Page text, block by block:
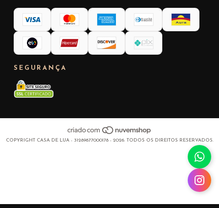
SEGURANÇA
COPYRIGHT CASA DE LUA - 31289877000178 - 2026. TODOS OS DIREITOS RESERVADOS.